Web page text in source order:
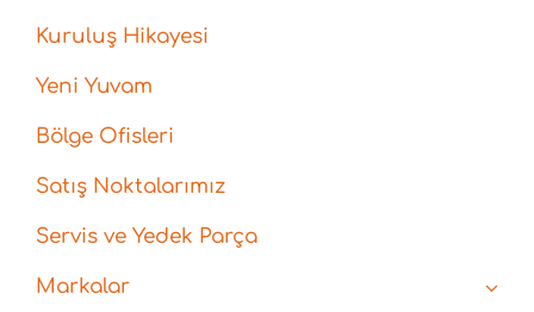
Kuruluş Hikayesi
Yeni Yuvam
Bölge Ofisleri
Satış Noktalarımız
Servis ve Yedek Parça
Markalar